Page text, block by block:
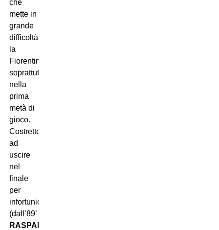
che
mette in
grande
difficoltà
la
Fiorentina
soprattutto
nella
prima
metà di
gioco.
Costretto
ad
uscire
nel
finale
per
infortunio.
(dall’89’
RASPADORI